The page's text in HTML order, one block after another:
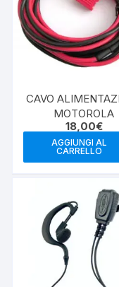
CAVO
MOTOROLA
18,00€
AGGIUNGI AL
CARRELLO